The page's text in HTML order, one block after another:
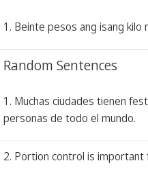
1. Beinte pesos ang isang kilo
Random Sentences
1. Muchas ciudades tienen
personas de todo el mundo.
2. Portion control is important